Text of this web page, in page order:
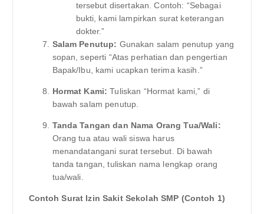
tersebut disertakan. Contoh: “Sebagai
bukti, kami lampirkan surat keterangan
dokter.”
Salam Penutup: Gunakan salam penutup yang
sopan, seperti “Atas perhatian dan pengertian
Bapak/Ibu, kami ucapkan terima kasih.”
Hormat Kami: Tuliskan “Hormat kami,” di
bawah salam penutup.
Tanda Tangan dan Nama Orang Tua/Wali:
Orang tua atau wali siswa harus
menandatangani surat tersebut. Di bawah
tanda tangan, tuliskan nama lengkap orang
tua/wali.
Contoh Surat Izin Sakit Sekolah SMP (Contoh 1)